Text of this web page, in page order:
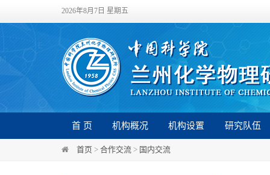
2026年8月7日 星期五
首 页 机构概况 机构设置 研究队伍
首页 > 合作交流 > 国内交流